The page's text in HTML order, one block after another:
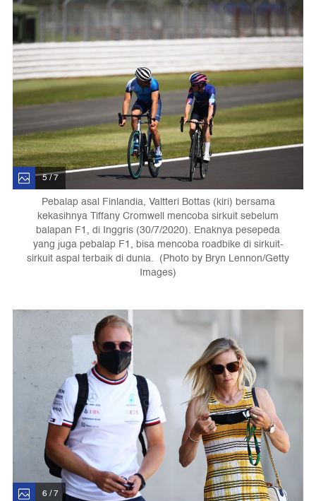
5 / 7
Pebalap asal Finlandia, Valtteri Bottas (kiri) bersama
kekasihnya Tiffany Cromwell mencoba sirkuit sebelum
balapan F1, di Inggris (30/7/2020). Enaknya pesepeda
yang juga pebalap F1, bisa mencoba roadbike di sirkuit-
sirkuit aspal terbaik di dunia. (Photo by Bryn Lennon/Getty
Images)
6 / 7